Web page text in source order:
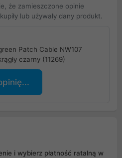
że zamieszczone opinie
lub używały dany produkt.
Patch Cable NW107
czarny (11269)
i wybierz płatność ratalną w